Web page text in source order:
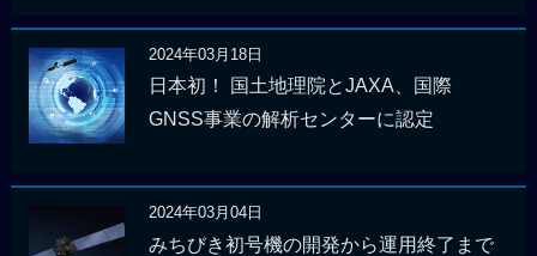
2024年03月18日
日本初！ 国土地理院とJAXA、国際
GNSS事業の解析センターに認定
2024年03月04日
みちびき初号機の開発から運用終了まで